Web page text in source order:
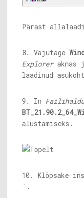
Pärast
8. Vajutage
Exploreraknas
laadinud
9. In
alustamiseks.
10. Klõpsake
'.